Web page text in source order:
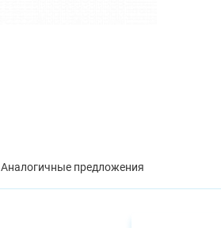
Аналогичные предложения